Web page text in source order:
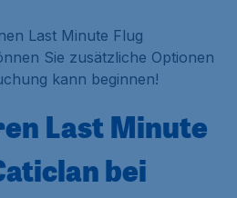
Last Minute Flug
Sie zusätzliche Optionen
kann beginnen!
Last Minute
bei